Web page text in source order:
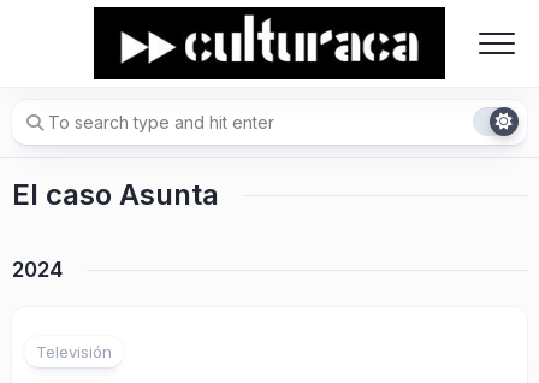
El caso Asunta
2024
Televisión